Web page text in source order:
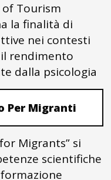
Tourism
la finalità di
nei contesti
rendimento
dalla psicologia
Per Migranti
Migrants” si
scientifiche